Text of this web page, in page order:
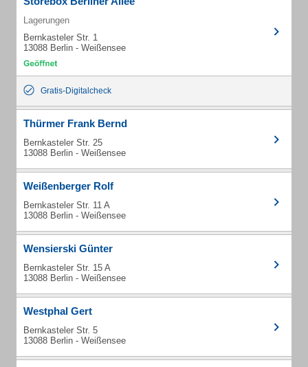
Lagerungen
Bernkasteler Str. 1
13088 Berlin - Weißensee
Gratis-Digitalcheck
Thürmer Frank Bernd
Bernkasteler Str. 25
13088 Berlin - Weißensee
Weißenberger Rolf
Bernkasteler Str. 11 A
13088 Berlin - Weißensee
Wensierski Günter
Bernkasteler Str. 15 A
13088 Berlin - Weißensee
Westphal Gert
Bernkasteler Str. 5
13088 Berlin - Weißensee